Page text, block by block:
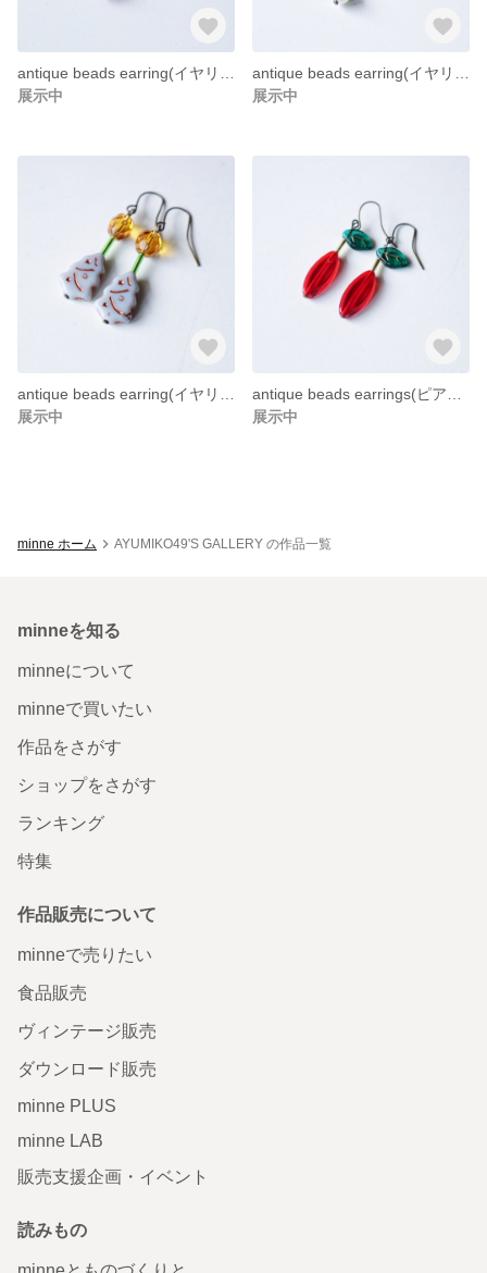
展示中
展示中
展示中
展示中
minne ホーム AYUMIKO49'S GALLERY の作品一覧
minneを知る
minneについて
minneで買いたい
作品をさがす
ショップをさがす
ランキング
特集
作品販売について
minneで売りたい
食品販売
ヴィンテージ販売
ダウンロード販売
minne PLUS
minne LAB
販売支援企画・イベント
読みもの